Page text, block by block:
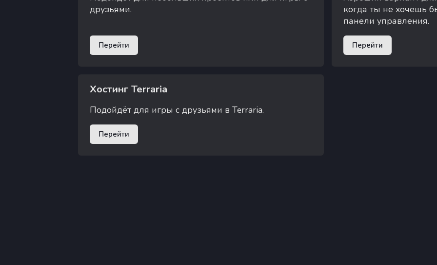
друзьями.
Перейти
когда ты не хочешь
панели управления.
Перейти
Хостинг Terraria
Подойдёт для игры с друзьями в Terraria.
Перейти